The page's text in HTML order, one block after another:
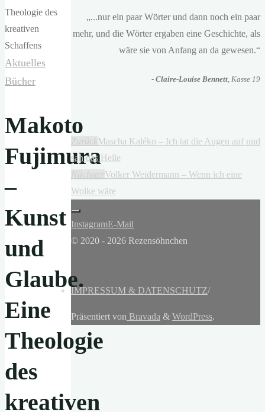
Aktuelles
Bücher
Makoto
Fujimura
–
Kunst
und
Glaube.
Eine
Theologie
des
kreativen
„...nur ein paar Wörter und dann noch ein paar
mehr, und die Wörter ergaben eine Geschichte, als
wäre sie von Anfang an da gewesen.“
- Claire-Louise Bennett, Kasse 19
ZurückMascha Kaléko – Ich tat die Augen auf und
sah das Helle
NächsterVolker Weidermann – Wenn ich eine
Wolke wäre
InstagramE-Mail
© 2020 - 2026 Rezensöhnchen
IMPRESSUM & DATENSCHUTZ/
Präsentiert von Bravada & WordPress.